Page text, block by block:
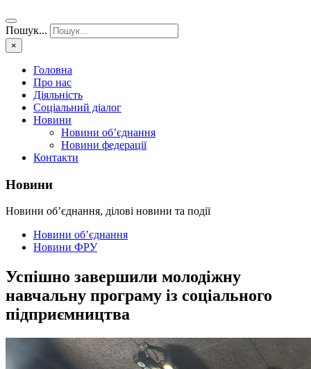
Пошук...
×
Головна
Про нас
Діяльність
Соціальний діалог
Новини
Новини об’єднання
Новини федерації
Контакти
Новини
Новини об’єднання, ділові новини та події
Новини об’єднання
Новини ФРУ
Успішно завершили молодіжну
навчальну програму із соціального
підприємництва